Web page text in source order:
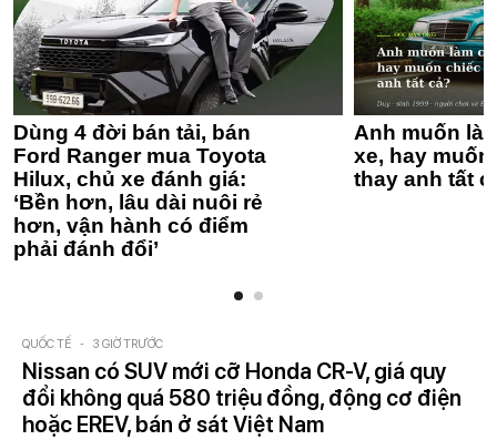
Dùng 4 đời bán tải, bán
Ford Ranger mua Toyota
Hilux, chủ xe đánh giá:
‘Bền hơn, lâu dài nuôi rẻ
hơn, vận hành có điểm
phải đánh đổi’
Anh muốn
xe, hay
thay anh tất
QUỐC TẾ - 3 GIỜ TRƯỚC
Nissan có SUV mới cỡ Honda CR-V, giá quy
đổi không quá 580 triệu đồng, động cơ điện
hoặc EREV, bán ở sát Việt Nam